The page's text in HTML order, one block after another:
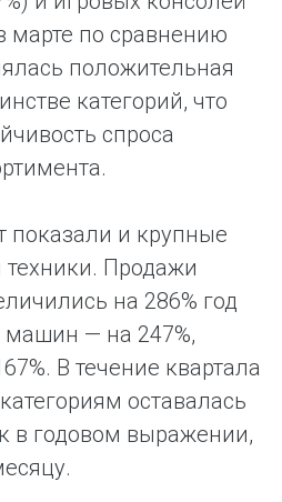
марте по сравнению
положительная
категорий, что
спроса
показали и крупные
техники. Продажи
на 286% год
машин — на 247%,
В течение квартала
оставалась
в годовом выражении,